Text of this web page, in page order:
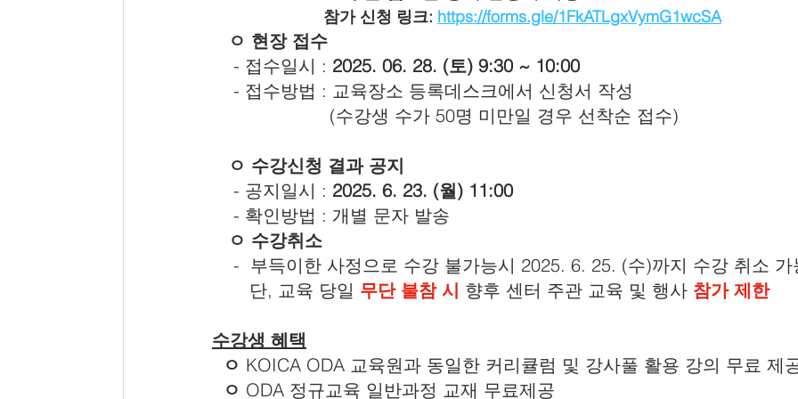
참가 신청 링크: https://forms.gle/1FkATLgxVymG1wcSA
ㅇ 현장 접수
- 접수일시 : 2025. 06. 28. (토) 9:30 ~ 10:00
- 접수방법 : 교육장소 등록데스크에서 신청서 작성
(수강생 수가 50명 미만일 경우 선착순 접수)
   ㅇ 수강신청 결과 공지
- 공지일시 : 2025. 6. 23. (월) 11:00
- 확인방법 : 개별 문자 발송
ㅇ 수강취소
-  부득이한 사정으로 수강 불가능시 2025. 6. 25. (수)까지 수강 취소 가
       단, 교육 당일
무단 불참 시 향후 센터 주관 교육 및 행사 참가 제한
수강생 혜택
ㅇ KOICA ODA 교육원과 동일한 커리큘럼 및 강사풀 활용 강의 무료 제
ㅇ ODA 정규교육 일반과정 교재 무료제공